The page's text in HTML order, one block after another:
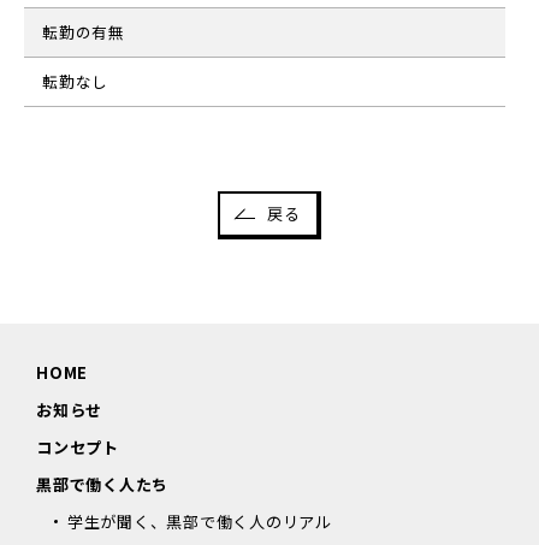
転勤の有無
転勤なし
戻る
HOME
お知らせ
コンセプト
黒部で働く人たち
学生が聞く、黒部で働く人のリアル